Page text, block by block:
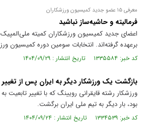
معرفی ۱۵ عضو جدید کمیسیون ورزشکاران
فرمالیته و حاشیه‌ساز نباشید
اعضای جدید کمیسیون ورزشکاران کمیته
برعهده گرفته‌اند. انتخابات سومین دوره کمیسیون
کد خبر: ۱۳۳۵۵۸۴ تاریخ انتشار : ۱۴۰۴/۰۹/۲۹
بازگشت یک ورزشکار دیگر به ایران پس از
ورزشکار رشته قایقرانی رویینگ که با تغییر تابعیت
بود، بار دیگر به تیم ملی ایران برگشت.
کد خبر: ۱۳۳۴۵۳۹ تاریخ انتشار : ۱۴۰۴/۰۹/۲۴